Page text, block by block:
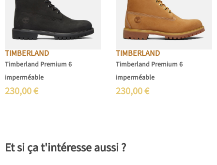
TIMBERLAND
Timberland Premium 6
imperméable
230,00€
TIMBERLAND
Timberland Premium 6
imperméable
230,00€
Et si ça t'intéresse aussi ?